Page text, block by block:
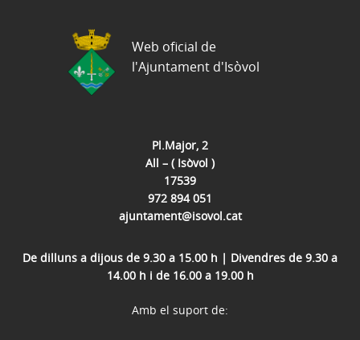
Pl.Major, 2
All – ( Isòvol )
17539
972 894 051
ajuntament@isovol.cat
De dilluns a dijous de 9.30 a 15.00 h | Divendres de 9.30 a
14.00 h i de 16.00 a 19.00 h
Web oficial de
l'Ajuntament d'Isòvol
Amb el suport de: